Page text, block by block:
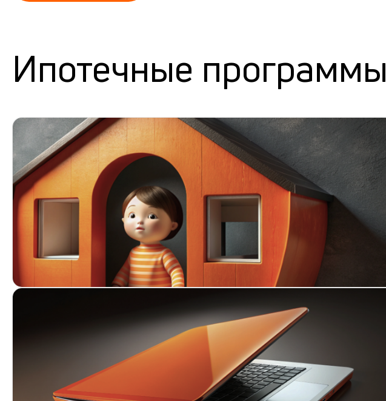
Ипотечные программы